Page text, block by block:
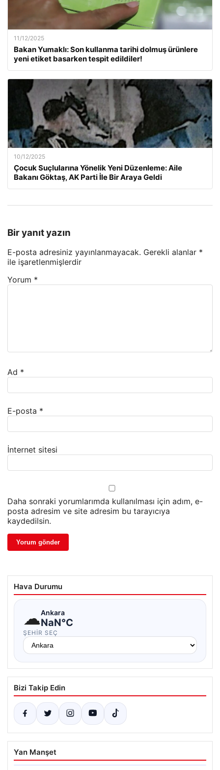
11/12/2025
Bakan Yumaklı: Son kullanma tarihi dolmuş ürünlere
yeni etiket basarken tespit edildiler!
10/12/2025
Çocuk Suçlularına Yönelik Yeni Düzenleme: Aile
Bakanı Göktaş, AK Parti İle Bir Araya Geldi
Bir yanıt yazın
E-posta adresiniz yayınlanmayacak. Gerekli alanlar *
ile işaretlenmişlerdir
Yorum *
Ad *
E-posta *
İnternet sitesi
Daha sonraki yorumlarımda kullanılması için adım, e-
posta adresim ve site adresim bu tarayıcıya
kaydedilsin.
Hava Durumu
☁Ankara
NaN°C
ŞEHIR SEÇ
Bizi Takip Edin
Yan Manşet